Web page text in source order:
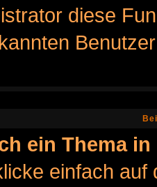
diese
ein Thema
einfach